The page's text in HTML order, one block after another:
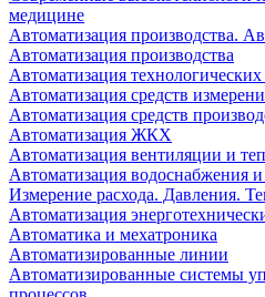
медицине
Автоматизация производства.
Автоматизация производства
Автоматизация
Автоматизация средств
Автоматизация средств
Автоматизация ЖКХ
Автоматизация вентиляции и
Автоматизация водоснабжения
Измерение расхода. Давления.
Автоматизация
Автоматика и мехатроника
Автоматизированные линии
Автоматизированные системы